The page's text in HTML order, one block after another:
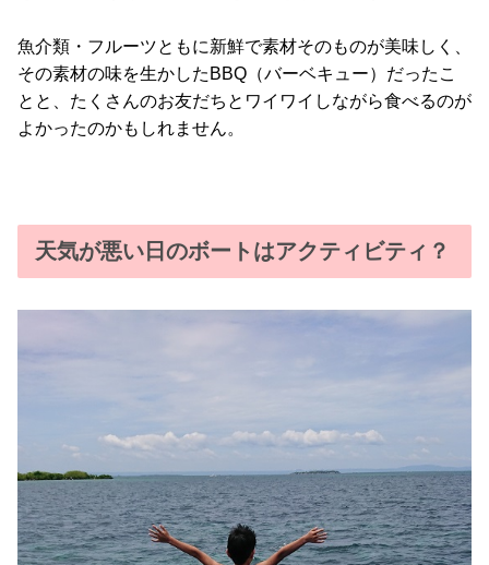
魚介類・フルーツともに新鮮で素材そのものが美味しく、
その素材の味を生かしたBBQ（バーベキュー）だったこ
とと、たくさんのお友だちとワイワイしながら食べるのが
よかったのかもしれません。
天気が悪い日のボートはアクティビティ？